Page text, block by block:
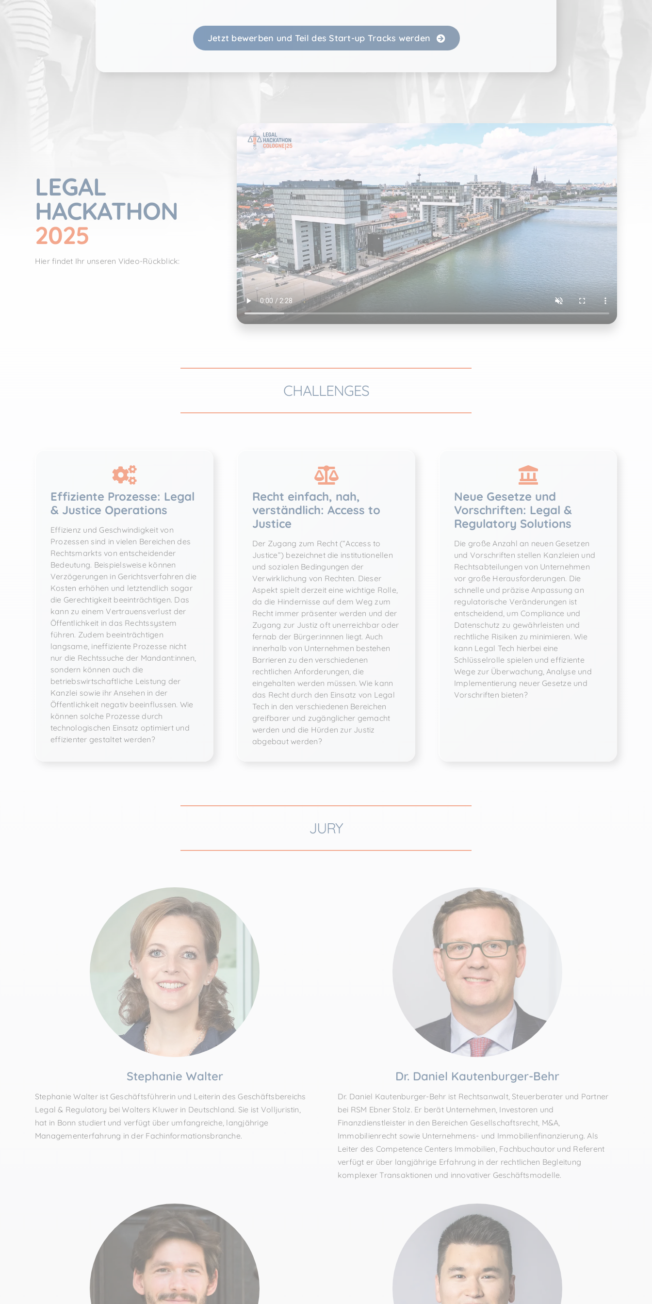
HTTP-Cookie
_ga_LH09DL992E
Jetzt bewerben und Teil des Start-up Tracks werden
LEGAL
HACKATHON
2025
Hier findet Ihr unseren Video-Rückblick:
CHALLENGES
Effiziente Prozesse: Legal
& Justice Operations
Effizienz und Geschwindigkeit von
Prozessen sind in vielen Bereichen des
Rechtsmarkts von entscheidender
Bedeutung. Beispielsweise können
Verzögerungen in Gerichtsverfahren die
Kosten erhöhen und letztendlich sogar
die Gerechtigkeit beeinträchtigen. Das
kann zu einem Vertrauensverlust der
Öffentlichkeit in das Rechtssystem
führen. Zudem beeinträchtigen
langsame, ineffiziente Prozesse nicht
nur die Rechtssuche der Mandant:innen,
sondern können auch die
betriebswirtschaftliche Leistung der
Kanzlei sowie ihr Ansehen in der
Öffentlichkeit negativ beeinflussen. Wie
können solche Prozesse durch
technologischen Einsatz optimiert und
effizienter gestaltet werden?
Recht einfach, nah,
verständlich: Access to
Justice
Der Zugang zum Recht (“Access to
Justice”) bezeichnet die institutionellen
und sozialen Bedingungen der
Verwirklichung von Rechten. Dieser
Aspekt spielt derzeit eine wichtige Rolle,
da die Hindernisse auf dem Weg zum
Recht immer präsenter werden und der
Zugang zur Justiz oft unerreichbar oder
fernab der Bürger:innnen liegt. Auch
innerhalb von Unternehmen bestehen
Barrieren zu den verschiedenen
rechtlichen Anforderungen, die
eingehalten werden müssen. Wie kann
das Recht durch den Einsatz von Legal
Tech in den verschiedenen Bereichen
greifbarer und zugänglicher gemacht
werden und die Hürden zur Justiz
abgebaut werden?
Neue Gesetze und
Vorschriften: Legal &
Regulatory Solutions
Die große Anzahl an neuen Gesetzen
und Vorschriften stellen Kanzleien und
Rechtsabteilungen von Unternehmen
vor große Herausforderungen. Die
schnelle und präzise Anpassung an
regulatorische Veränderungen ist
entscheidend, um Compliance und
Datenschutz zu gewährleisten und
rechtliche Risiken zu minimieren. Wie
kann Legal Tech hierbei eine
Schlüsselrolle spielen und effiziente
Wege zur Überwachung, Analyse und
Implementierung neuer Gesetze und
Vorschriften bieten?
JURY
Stephanie Walter
Stephanie Walter ist Geschäftsführerin und Leiterin des Geschäftsbereichs
Legal & Regulatory bei Wolters Kluwer in Deutschland. Sie ist Volljuristin,
hat in Bonn studiert und verfügt über umfangreiche, langjährige
Managementerfahrung in der Fachinformationsbranche.
Dr. Daniel Kautenburger-Behr
Dr. Daniel Kautenburger-Behr ist Rechtsanwalt, Steuerberater und Partner
bei RSM Ebner Stolz. Er berät Unternehmen, Investoren und
Finanzdienstleister in den Bereichen Gesellschaftsrecht, M&A,
Immobilienrecht sowie Unternehmens- und Immobilienfinanzierung. Als
Leiter des Competence Centers Immobilien, Fachbuchautor und Referent
verfügt er über langjährige Erfahrung in der rechtlichen Begleitung
komplexer Transaktionen und innovativer Geschäftsmodelle.